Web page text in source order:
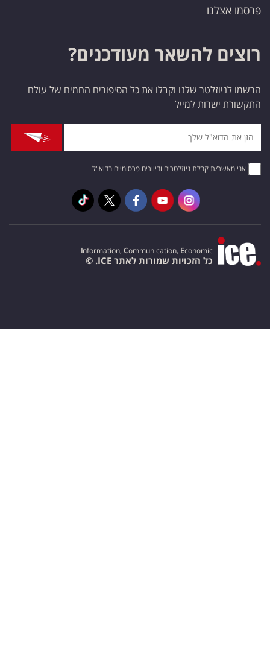
פרסמו אצלנו
רוצים להשאר מעודכנים?
הרשמו לניוזלטר שלנו וקבלו את כל הסיפורים החמים של עולם
התקשורת ישרות למייל
אני מאשר/ת קבלת ניוזלטרים ודיוורים פרסומיים בדוא"ל
Information, Communication, Economic
כל הזכויות שמורות לאתר ICE. ©